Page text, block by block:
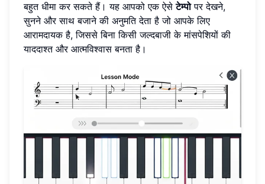
बहुत धीमा कर सकते हैं। यह आपको एक ऐसेटेम्पोपर देखने,
सुनने और साथ बजाने की अनुमति देता है जो आपके लिए
आरामदायक है, जिससे बिना किसी जल्दबाजी के मांसपेशियों की
याददाश्त और आत्मविश्वास बनता है।